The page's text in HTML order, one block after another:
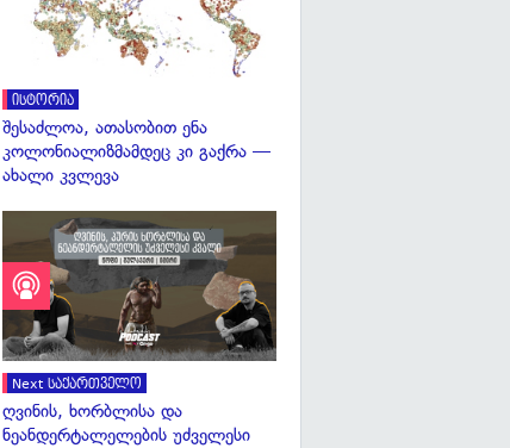
ისტორია
შესაძლოა, ათასობით ენა
კოლონიალიზმამდეც კი გაქრა —
ახალი კვლევა
Next საქართველო
ღვინის, ხორბლისა და
ნეანდერტალელების უძველესი